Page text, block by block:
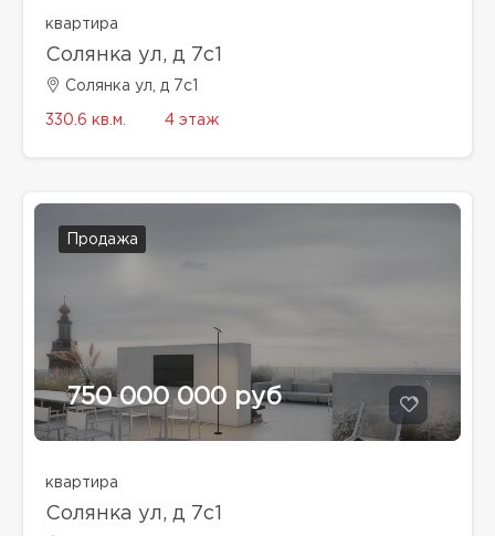
квартира
Солянка ул, д 7с1
Солянка ул, д 7с1
330.6 кв.м. 4 этаж
Продажа
750 000 000 руб
квартира
Солянка ул, д 7с1